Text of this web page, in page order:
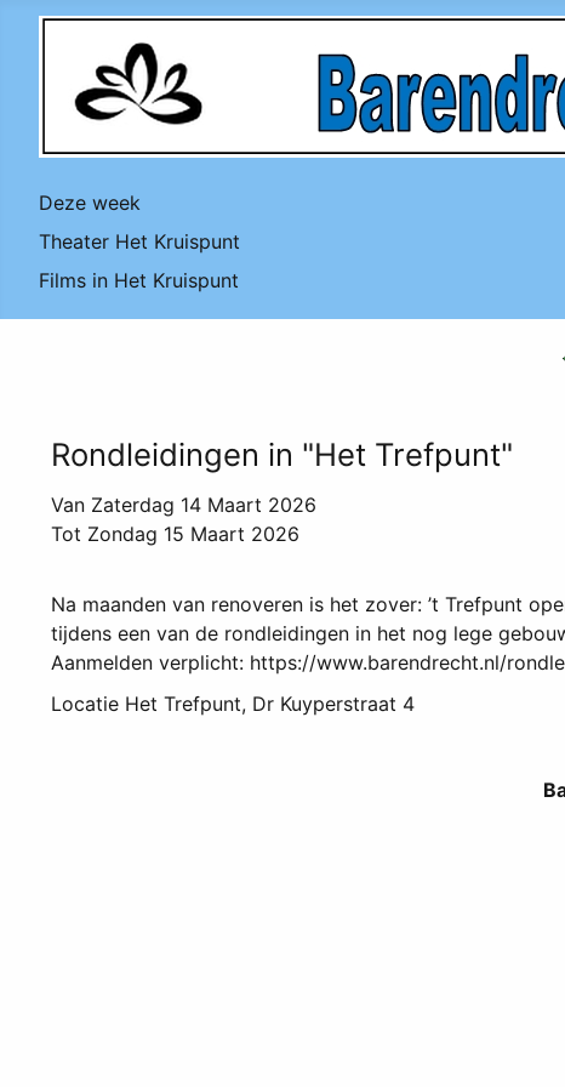
Deze week
Theater Het Kruispunt
Films in Het Kruispunt
Rondleidingen in "Het Trefpunt"
Van Zaterdag 14 Maart 2026
Tot Zondag 15 Maart 2026
Na maanden van renoveren is het zover: ’t Trefpunt
tijdens een van de rondleidingen in het nog lege
Aanmelden verplicht: https://www.barendrecht.nl/
Locatie Het Trefpunt, Dr Kuyperstraat 4